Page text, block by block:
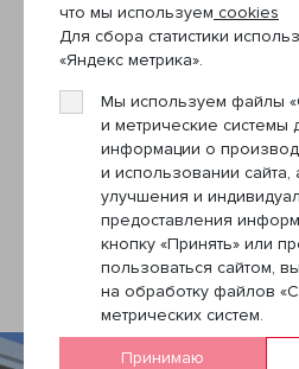
что мы используем cookies
Для сбора статистики
«Яндекс метрика».
Мы используем файлы
и метрические системы
информации о
и использовании сайта,
улучшения и
предоставления
кнопку «Принять» или
пользоваться сайтом,
на обработку файлов
метрических систем.
Принимаю
Предыдущая
Следующая